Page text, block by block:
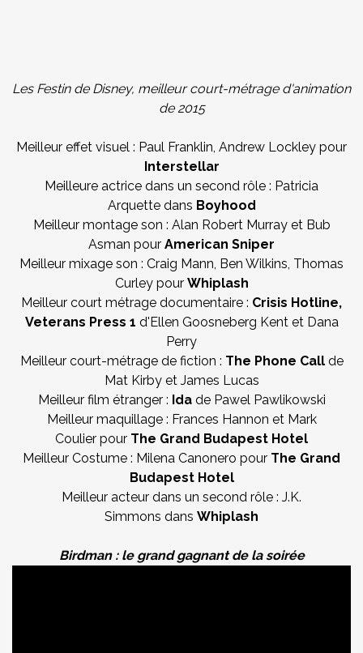
Les Festin de Disney, meilleur court-métrage d'animation
de 2015
Meilleur effet visuel : Paul Franklin, Andrew Lockley pour
Interstellar
Meilleure actrice dans un second rôle : Patricia
Arquette dans Boyhood
Meilleur montage son : Alan Robert Murray et Bub
Asman pour American Sniper
Meilleur mixage son : Craig Mann, Ben Wilkins, Thomas
Curley pour Whiplash
Meilleur court métrage documentaire : Crisis Hotline,
Veterans Press 1 d'Ellen Goosneberg Kent et Dana
Perry
Meilleur court-métrage de fiction : The Phone Callde
Mat Kirby et James Lucas
Meilleur film étranger : Idade Pawel Pawlikowski
Meilleur maquillage : Frances Hannon et Mark
Coulier pour The Grand Budapest Hotel
Meilleur Costume : Milena Canonero pour The Grand
Budapest Hotel
Meilleur acteur dans un second rôle : J.K.
Simmons dans Whiplash
Birdman : le grand gagnant de la soirée